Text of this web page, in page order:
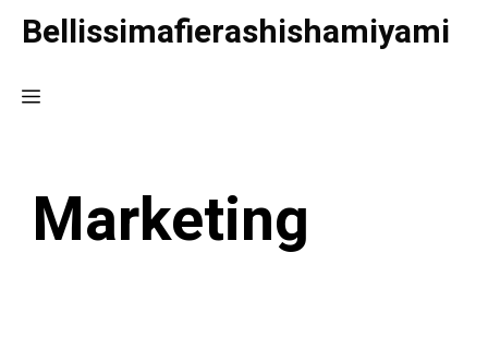
Saltar
contenido
Bellissimafierashishamiyami
Menú
Marketing